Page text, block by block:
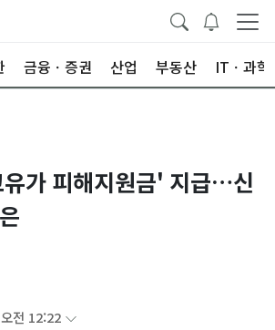
금융ㆍ증권 산업 부동산 ITㆍ과학
가 피해지원금' 지급…신
전 12:22